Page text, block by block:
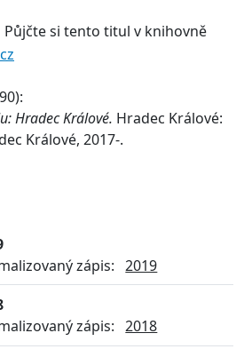
Půjčte si tento titul v knihovně
Hradec Králové. Hradec Králové:
Králové, 2017-.
zápis:
2019
zápis:
2018